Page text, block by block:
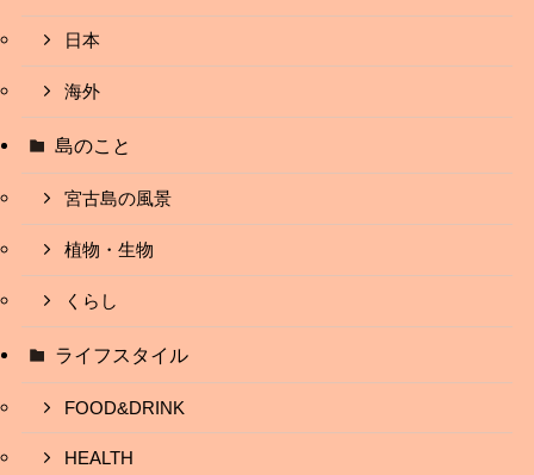
日本
海外
島のこと
宮古島の風景
植物・生物
くらし
ライフスタイル
FOOD&DRINK
HEALTH